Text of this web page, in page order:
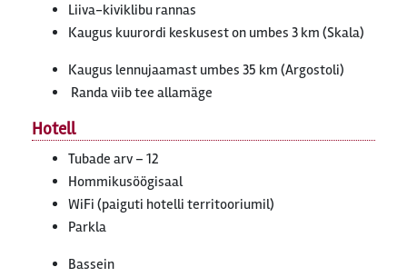
Liiva-kiviklibu rannas
Kaugus kuurordi keskusest on umbes 3 km (Skala)
Kaugus lennujaamast umbes 35 km (Argostoli)
Randa viib tee allamäge
Hotell
Tubade arv – 12
Hommikusöögisaal
WiFi (paiguti hotelli territooriumil)
Parkla
Bassein